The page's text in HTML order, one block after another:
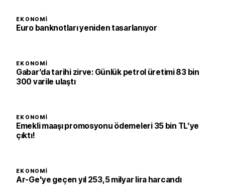
EKONOMI
Euro banknotları yeniden tasarlanıyor
EKONOMI
Gabar’da tarihi zirve: Günlük petrol üretimi 83 bin
300 varile ulaştı
EKONOMI
Emekli maaşı promosyonu ödemeleri 35 bin TL’ye
çıktı!
EKONOMI
Ar-Ge'ye geçen yıl 253,5 milyar lira harcandı